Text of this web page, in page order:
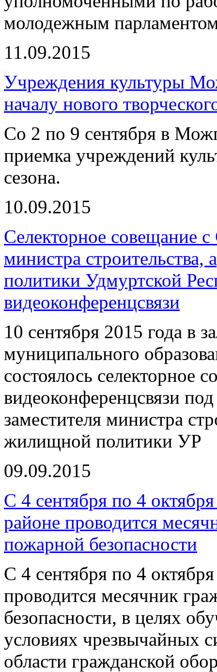
молодежным
11.09.2015
Учреждения культуры
началу нового
Со 2 по 9 сентября в
приемка учреждений
сезона.
10.09.2015
Селекторное совещание
министра
политики Удмуртской
видеоконференцсвязи
10 сентября 2015 года в
муниципального
состоялось селекторное
видеоконференцсвязи
заместителя министра
жилищной политики УР
09.09.2015
С 4 сентября по 4
районе проводится
пожарной безопасности
С 4 сентября по 4
проводится месячник
безопасности, в целях
условиях чрезвычайных
области гражданской